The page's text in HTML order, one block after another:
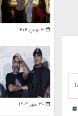
۴ بهمن ۱۴۰۴
۳۰ مهر ۱۴۰۴